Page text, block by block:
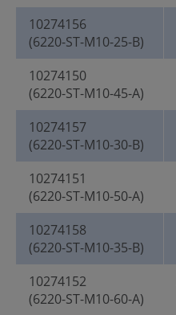
10274156
(6220-ST-M10-25-B)
10274150
(6220-ST-M10-45-A)
10274157
(6220-ST-M10-30-B)
10274151
(6220-ST-M10-50-A)
10274158
(6220-ST-M10-35-B)
10274152
(6220-ST-M10-60-A)